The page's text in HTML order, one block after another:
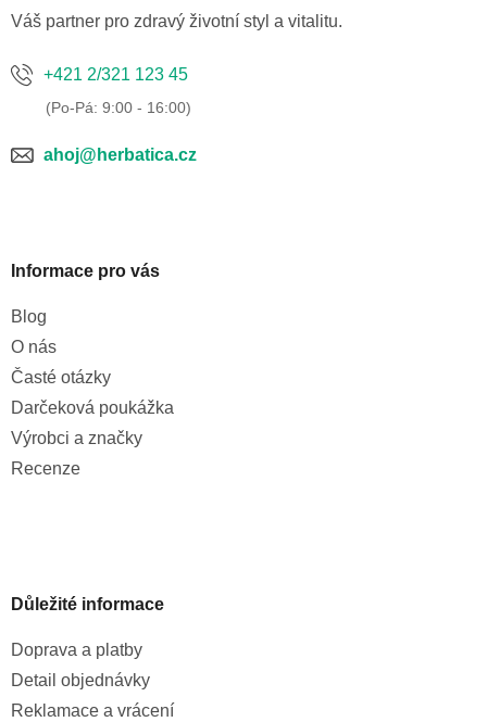
Váš partner pro zdravý životní styl a vitalitu.
+421 2/321 123 45
ahoj@herbatica.cz
Informace pro vás
Blog
O nás
Časté otázky
Darčeková poukážka
Výrobci a značky
Recenze
Důležité informace
Doprava a platby
Detail objednávky
Reklamace a vrácení